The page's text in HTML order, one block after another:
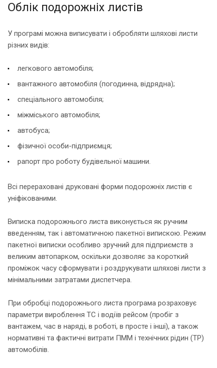
Облік подорожніх листів
У програмі можна виписувати і обробляти шляхові листи
різних видів:
легкового автомобіля;
вантажного автомобіля (погодинна, відрядна);
спеціального автомобіля;
міжміського автомобіля;
автобуса;
фізичної особи-підприємця;
рапорт про роботу будівельної машини.
Всі перераховані друковані форми подорожніх листів є
уніфікованими.
Виписка подорожнього листа виконується як ручним
введенням, так і автоматичною пакетної випискою. Режим
пакетної виписки особливо зручний для підприємств з
великим автопарком, оскільки дозволяє за короткий
проміжок часу сформувати і роздрукувати шляхові листи з
мінімальними затратами диспетчера.
При обробці подорожнього листа програма розраховує
параметри вироблення ТС і водіїв рейсом (пробіг з
вантажем, час в наряді, в роботі, в просте і інші), а також
нормативні та фактичні витрати ПММ і технічних рідин (ТР)
автомобілів.